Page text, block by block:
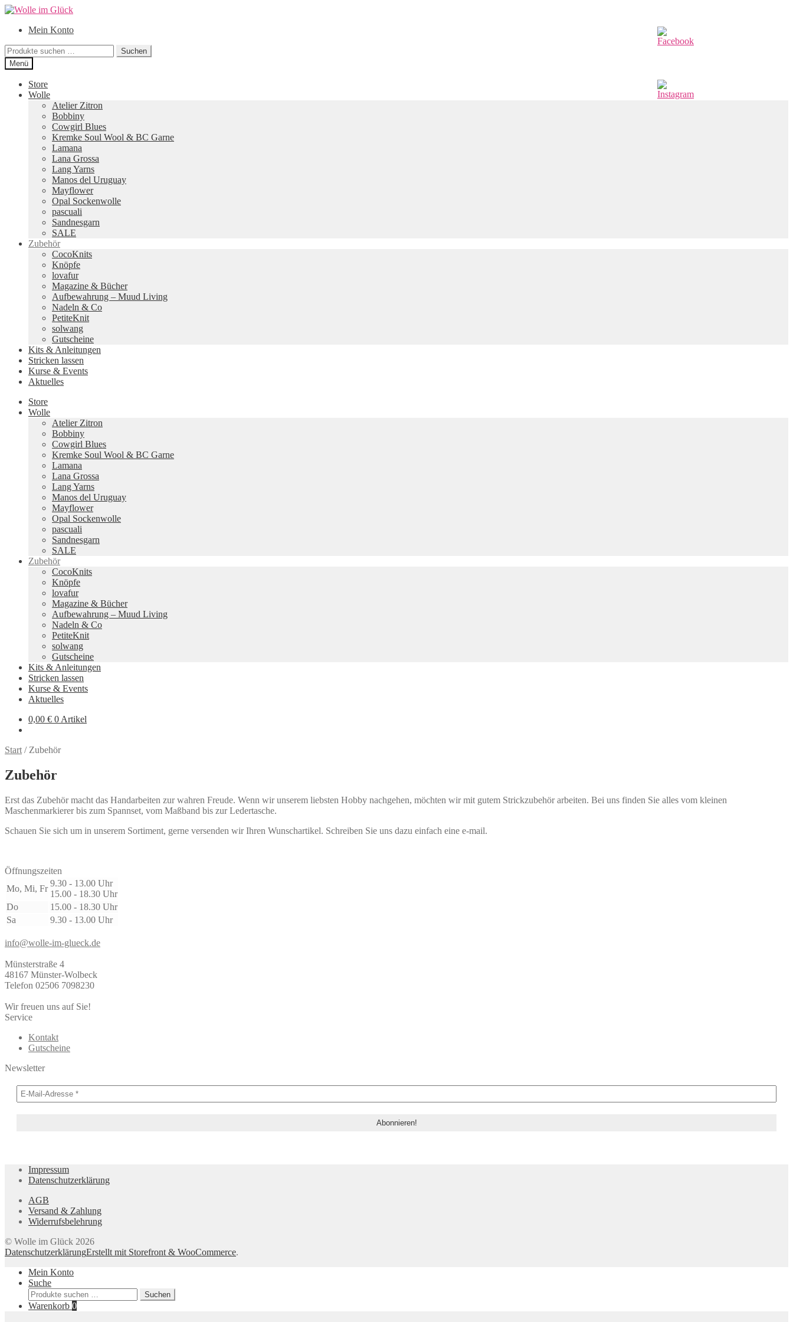
Zur
springen
Zum
springenMein Konto
Suchen
nach:
Suchen
Menü
Store
Wolle
Atelier Zitron
Bobbiny
Cowgirl Blues
Kremke Soul Wool & BC Garne
Lamana
Lana Grossa
Lang Yarns
Manos del Uruguay
Mayflower
Opal Sockenwolle
pascuali
Sandnesgarn
SALE
Zubehör
CocoKnits
Knöpfe
lovafur
Magazine & Bücher
Aufbewahrung – Muud Living
Nadeln & Co
PetiteKnit
solwang
Gutscheine
Kits & Anleitungen
Stricken lassen
Kurse & Events
Aktuelles
Store
Wolle
Atelier Zitron
Bobbiny
Cowgirl Blues
Kremke Soul Wool & BC Garne
Lamana
Lana Grossa
Lang Yarns
Manos del Uruguay
Mayflower
Opal Sockenwolle
pascuali
Sandnesgarn
SALE
Zubehör
CocoKnits
Knöpfe
lovafur
Magazine & Bücher
Aufbewahrung – Muud Living
Nadeln & Co
PetiteKnit
solwang
Gutscheine
Kits & Anleitungen
Stricken lassen
Kurse & Events
Aktuelles
0,00 € 0 Artikel
Start / Zubehör
Zubehör
Erst das Zubehör macht das Handarbeiten zur wahren Freude. Wenn wir unserem liebsten Hobby nachgehen, möchten wir mit gutem Strickzubehör arbeiten. Bei uns finden Sie alles vom kleinen
Maschenmarkierer bis zum Spannset, vom Maßband bis zur Ledertasche.
Schauen Sie sich um in unserem Sortiment, gerne versenden wir Ihren Wunschartikel. Schreiben Sie uns dazu einfach eine e-mail.
Öffnungszeiten
Mo, Mi, Fr
9.30 - 13.00 Uhr
15.00 - 18.30 Uhr
Do
15.00 - 18.30 Uhr
Sa
9.30 - 13.00 Uhr
info@wolle-im-glueck.de
Münsterstraße 4
48167 Münster-Wolbeck
Telefon 02506 7098230
Wir freuen uns auf Sie!
Service
Kontakt
Gutscheine
Newsletter
Impressum
Datenschutzerklärung
AGB
Versand & Zahlung
Widerrufsbelehrung
© Wolle im Glück 2026
DatenschutzerklärungErstellt mit Storefront & WooCommerce.
Mein Konto
Suche
Suchen
nach:
Suchen
Warenkorb 0